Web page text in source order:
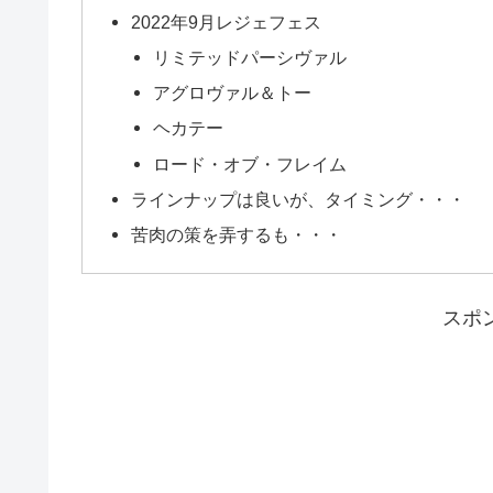
2022年9月レジェフェス
リミテッドパーシヴァル
アグロヴァル＆トー
ヘカテー
ロード・オブ・フレイム
ラインナップは良いが、タイミング・・・
苦肉の策を弄するも・・・
スポ